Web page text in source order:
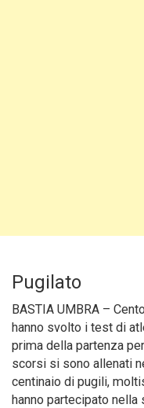
Pugilato
BASTIA UMBRA –
hanno svolto i test di
prima della partenza
scorsi si sono allenati
centinaio di pugili,
hanno partecipato nella